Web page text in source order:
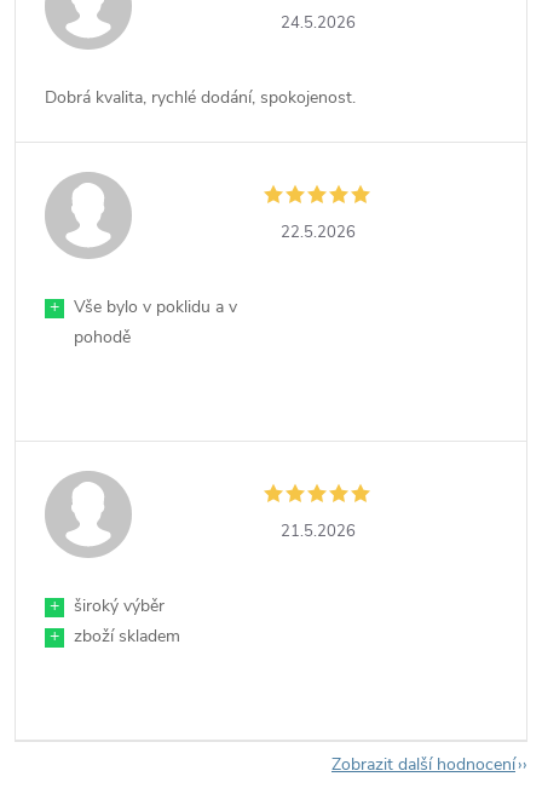
24.5.2026
Dobrá kvalita, rychlé dodání, spokojenost.
22.5.2026
+
Vše bylo v poklidu a v
pohodě
21.5.2026
+
široký výběr
+
zboží skladem
Zobrazit další hodnocení